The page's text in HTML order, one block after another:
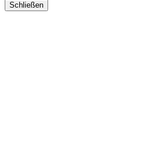
Schließen